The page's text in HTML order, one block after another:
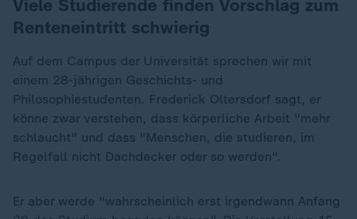
Viele Studierende finden Vorschlag zum
Renteneintritt schwierig
Auf dem Campus der Universität sprechen wir mit
einem 28-jährigen Geschichts- und
Philosophiestudenten. Frederick Oltersdorf sagt, er
könne zwar verstehen, dass körperliche Arbeit "mehr
schlaucht" und dass "Menschen, die studieren, im
Regelfall nicht Dachdecker oder so werden".
Er aber werde "wahrscheinlich erst irgendwann Anfang